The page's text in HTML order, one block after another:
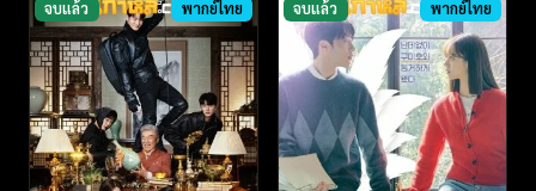
จบแล้ว พากย์ไทย จบแล้ว พากย์ไทย